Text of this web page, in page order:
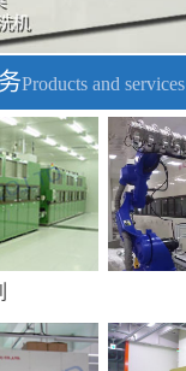
Products and services